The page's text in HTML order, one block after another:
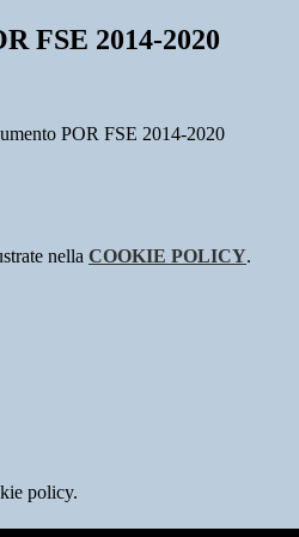
FSE 2014-2020
POR FSE 2014-2020
nella COOKIE POLICY.
policy.